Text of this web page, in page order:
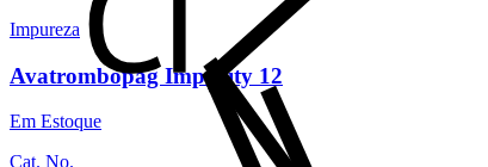
Impureza
Avatrombopag Impurity 12
Em Estoque
Cat. No.